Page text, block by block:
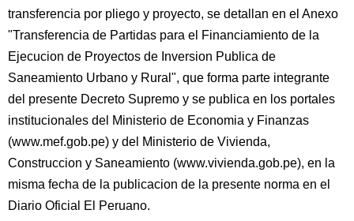
transferencia por pliego y proyecto, se detallan en el Anexo
"Transferencia de Partidas para el Financiamiento de la
Ejecucion de Proyectos de Inversion Publica de
Saneamiento Urbano y Rural", que forma parte integrante
del presente Decreto Supremo y se publica en los portales
institucionales del Ministerio de Economia y Finanzas
(www.mef.gob.pe) y del Ministerio de Vivienda,
Construccion y Saneamiento (www.vivienda.gob.pe), en la
misma fecha de la publicacion de la presente norma en el
Diario Oficial El Peruano.